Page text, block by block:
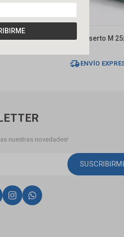
X 4mts Dmc Tee Inserto M
ENVÍO
nuestras novedades!
 